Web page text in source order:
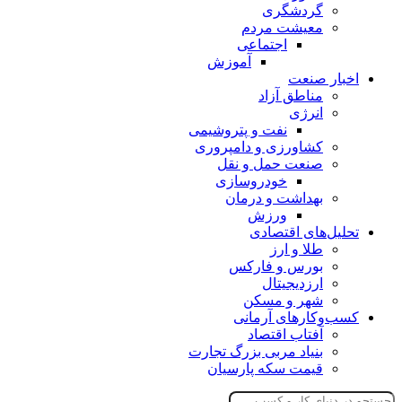
گردشگری
معیشت مردم
اجتماعی
آموزش
اخبار صنعت
مناطق آزاد
انرژی
نفت و پتروشیمی
کشاورزی و دامپروری
صنعت حمل و نقل
خودروسازی
بهداشت و درمان
ورزش
تحلیل‌های اقتصادی
طلا و ارز
بورس و فارکس
ارزدیجیتال
شهر و مسکن
کسب‌وکارهای آرمانی
آفتاب اقتصاد
بنیاد مربی بزرگ تجارت
قیمت سکه پارسیان